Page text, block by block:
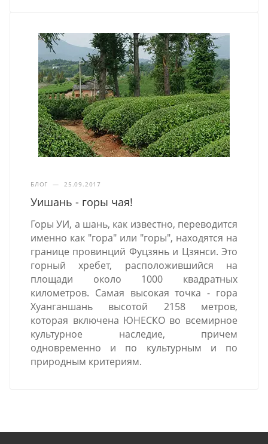
БЛОГ — 25.09.2017
Уишань - горы чая!
Горы УИ, а шань, как известно, переводится
именно как "гора" или "горы", находятся на
границе провинций Фуцзянь и Цзянси. Это
горный хребет, расположившийся на
площади около 1000 квадратных
километров. Самая высокая точка - гора
Хуанганшань высотой 2158 метров,
которая включена ЮНЕСКО во всемирное
культурное наследие, причем
одновременно и по культурным и по
природным критериям.